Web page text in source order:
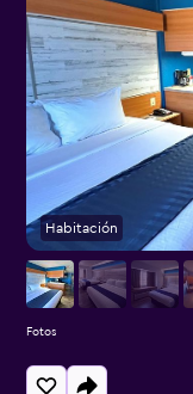
Habitación
Fotos